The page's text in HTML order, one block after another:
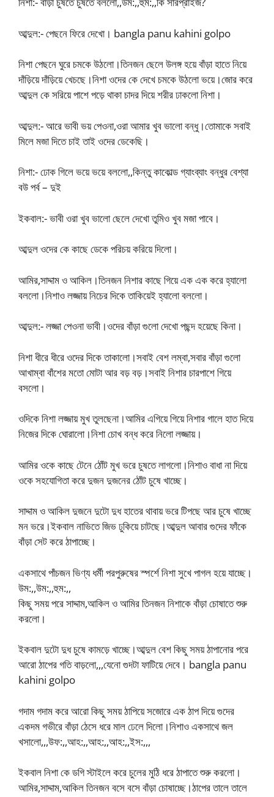
আব্দুল:- পেছনে ফিরে দেখো। bangla panu kahini golpo
নিশা পেছনে ঘুরে চমকে উঠলো।তিনজন ছেলে উলঙ্গ হয়ে বাঁড়া হাতে নিয়ে
দাঁড়িয়ে দাঁড়িয়ে খেচছে।নিশা ওদের কে দেখে চমকে উঠলো ভয়ে।জোর করে
আব্দুল কে সরিয়ে পাশে পড়ে থাকা চাদর দিয়ে শরীর ঢাকলো নিশা।
আব্দুল:- আরে ভাবী ভয় পেওনা,ওরা আমার খুব ভালো বন্ধু।তোমাকে সবাই
মিলে মজা দিতে চাই তাই ওদের ডেকেছি।
নিশা:- ঢোক গিলে ভয়ে ভয়ে বললো,,কিন্তু কাকোল্ড গ্যাংব্যাং বন্ধুর বেশ্যা
বউ পর্ব – দুই
ইকবাল:- ভাবী ওরা খুব ভালো ছেলে দেখো তুমিও খুব মজা পাবে।
আব্দুল ওদের কে কাছে ডেকে পরিচয় করিয়ে দিলো।
আমির,সাদ্দাম ও আকিল।তিনজন নিশার কাছে গিয়ে এক এক করে হ্যালো
বললো।নিশাও লজ্জায় নিচের দিকে তাকিয়েই হ্যালো বললো।
আব্দুল:- লজ্জা পেওনা ভাবী।ওদের বাঁড়া গুলো দেখো পছন্দ হয়েছে কিনা।
নিশা ধীরে ধীরে ওদের দিকে তাকালো।সবাই বেশ লম্বা,সবার বাঁড়া গুলো
আখাম্বা বাঁশের মতো মোটা আর বড় বড়।সবাই নিশার চারপাশে গিয়ে
বসলো।
ওদিকে নিশা লজ্জায় মুখ তুলছেনা।আমির এগিয়ে গিয়ে নিশার গালে হাত দিয়ে
নিজের দিকে ঘোরালো।নিশা চোখ বন্ধ করে নিলো লজ্জায়।
আমির ওকে কাছে টেনে ঠোঁট মুখ ভরে চুষতে লাগলো।নিশাও বাধা না দিয়ে
ওকে সহযোগিতা করে দুজন দুজনের ঠোঁট চুষে খাচ্ছে।
সাদ্দাম ও আকিল দুজনে দুটো দুধ হাতের থাবায় ভরে টিপছে আর চুষে খাচ্ছে
মন ভরে।ইকবাল নাভিতে জিভ ঢুকিয়ে চাটছে।আব্দুল আবার গুদের ফাঁকে
বাঁড়া সেট করে ঠাপাচ্ছে।
একসাথে পাঁচজন ভিণ্য ধর্মী পরপুরুষের স্পর্শে নিশা সুখে পাগল হয়ে যাচ্ছে।
উম:,,উম:,,হুম:,,
কিছু সময় পরে সাদ্দাম,আকিল ও আমির তিনজন নিশাকে বাঁড়া চোষাতে শুরু
করলো।
ইকবাল দুটো দুধ চুষে কামড়ে খাচ্ছে।আব্দুল বেশ কিছু সময় ঠাপানোর পরে
আরো ঠাপের গতি বাড়লো,,,যেনো গুদটা ফাটিয়ে দেবে। bangla panu
kahini golpo
গদাম গদাম করে আরো কিছু সময় ঠাপিয়ে সজোরে এক ঠাপ দিয়ে গুদের
একদম গভীরে বাঁড়া ঠেসে ধরে মাল ঢেলে দিলো।নিশাও একসাথে জল
খসালো,,,উফ:,,আহ:,,আহ:,,আহ:,,ইস:,,,
ইকবাল নিশা কে ডগি স্টাইলে করে চুলের মুঠি ধরে ঠাপাতে শুরু করলো।
আমির,সাদ্দাম,আকিল তিনজন বসে বসে বাঁড়া চোষাচ্ছে।ঠাপের তালে তালে